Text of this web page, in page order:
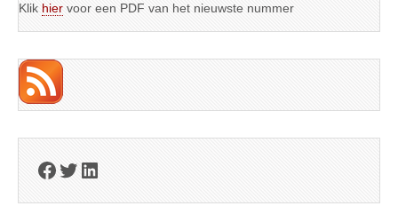
Klik hier voor een PDF van het nieuwste nummer
Facebook
Twitter
LinkedIn